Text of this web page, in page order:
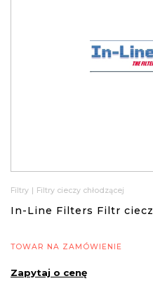
Filtry Filtry cieczy chłodzącej
In-Line Filters Filtr
TOWAR NA ZAMÓWIENIE
Zapytaj o cenę